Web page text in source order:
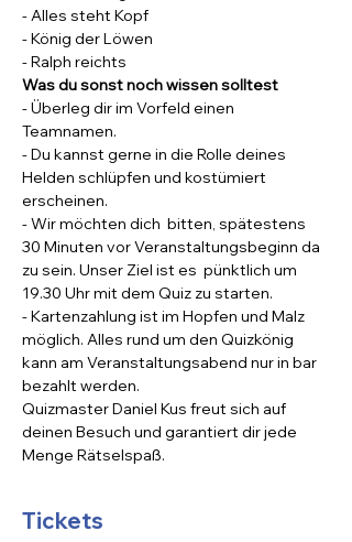
- Alles steht Kopf
- König der Löwen
- Ralph reichts
Was du sonst noch wissen solltest
- Überleg dir im Vorfeld einen
Teamnamen.
- Du kannst gerne in die Rolle deines
Helden schlüpfen und kostümiert
erscheinen.
- Wir möchten dich  bitten, spätestens
30 Minuten vor Veranstaltungsbeginn da
zu sein. Unser Ziel ist es  pünktlich um
19.30 Uhr mit dem Quiz zu starten.
- Kartenzahlung ist im Hopfen und Malz
möglich. Alles rund um den Quizkönig
kann am Veranstaltungsabend nur in bar
bezahlt werden.
Quizmaster Daniel Kus freut sich auf
deinen Besuch und garantiert dir jede
Menge Rätselspaß.
Tickets